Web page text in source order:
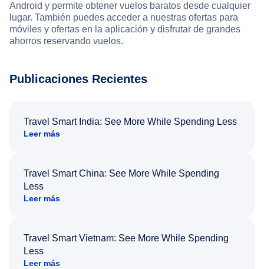
Android y permite obtener vuelos baratos desde cualquier
lugar. También puedes acceder a nuestras ofertas para
móviles y ofertas en la aplicación y disfrutar de grandes
ahorros reservando vuelos.
Publicaciones Recientes
Travel Smart India: See More While Spending Less
Leer más
Travel Smart China: See More While Spending
Less
Leer más
Travel Smart Vietnam: See More While Spending
Less
Leer más